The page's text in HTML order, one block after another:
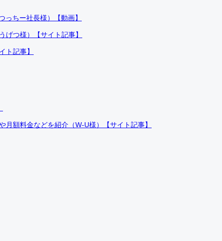
ちー社長様）【動画】
げつ様）【サイト記事】
ト記事】
額料金などを紹介（W-U様）【サイト記事】